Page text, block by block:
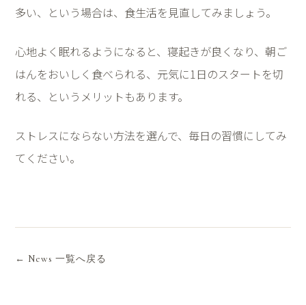
多い、という場合は、食生活を見直してみましょう。
心地よく眠れるようになると、寝起きが良くなり、朝ご
はんをおいしく食べられる、元気に1日のスタートを切
れる、というメリットもあります。
ストレスにならない方法を選んで、毎日の習慣にしてみ
てください。
← News 一覧へ戻る